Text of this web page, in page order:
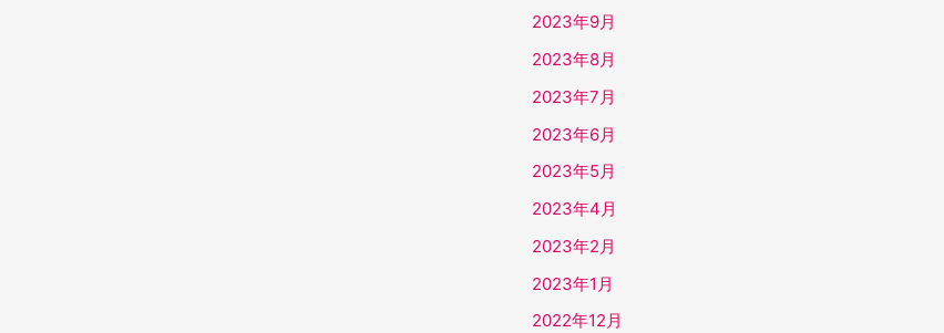
2023年9月
2023年8月
2023年7月
2023年6月
2023年5月
2023年4月
2023年2月
2023年1月
2022年12月